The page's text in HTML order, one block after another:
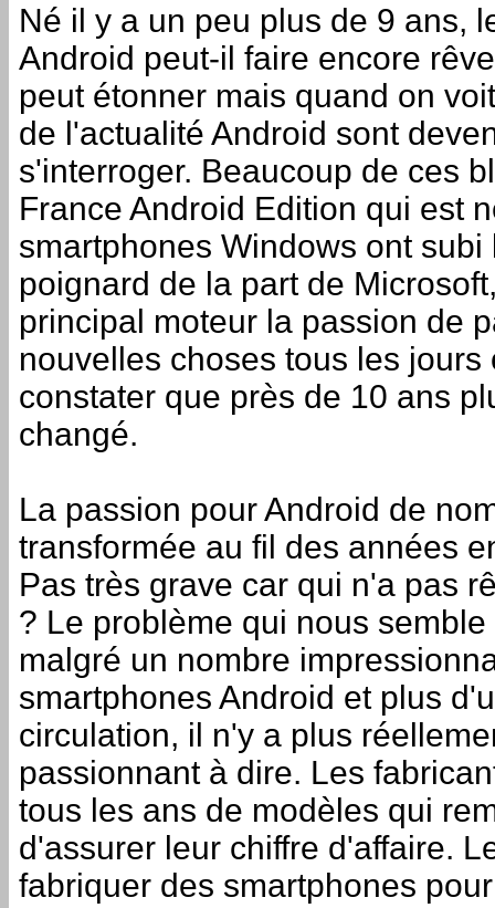
Né il y a un peu plus de 9 ans,
Android peut-il faire encore
peut étonner mais quand on
de l'actualité Android sont
s'interroger. Beaucoup de ces
France Android Edition qui est
smartphones Windows ont
poignard de la part de
principal moteur la passion de
nouvelles choses tous les
constater que près de 10 ans
changé.
La passion pour Android de
transformée au fil des années
Pas très grave car qui n'a pas
? Le problème qui nous
malgré un nombre
smartphones Android et plus
circulation, il n'y a plus
passionnant à dire. Les
tous les ans de modèles qui
d'assurer leur chiffre d'affaire.
fabriquer des smartphones